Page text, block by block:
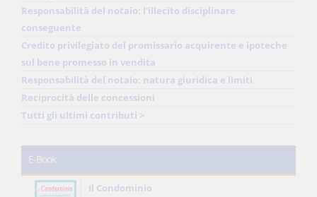
Responsabilità del notaio: l'illecito disciplinare
conseguente
Credito privilegiato del promissario acquirente e ipoteche
sul bene promesso in vendita
Responsabilità del notaio: natura giuridica e limiti
Reciprocità delle concessioni
Tutti gli ultimi contributi >
E-Book
Il Condominio